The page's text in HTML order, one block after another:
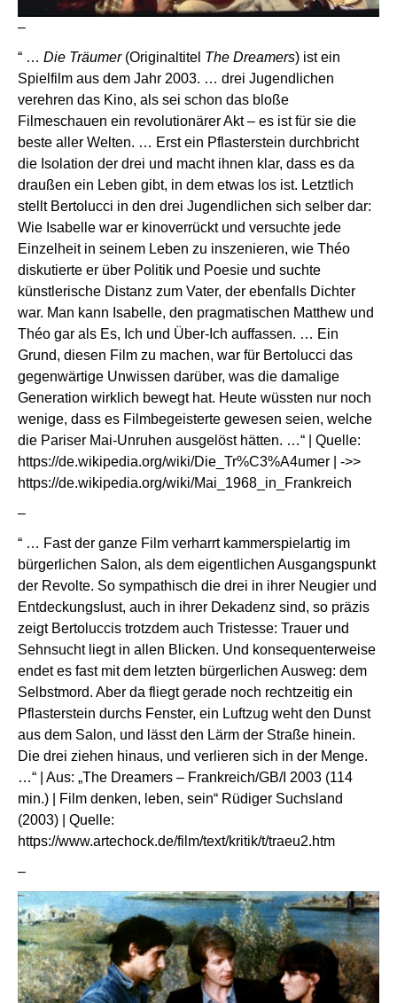
–
“ … Die Träumer(Originaltitel The Dreamers) ist ein
Spielfilm aus dem Jahr 2003. … drei Jugendlichen
verehren das Kino, als sei schon das bloße
Filmeschauen ein revolutionärer Akt – es ist für sie die
beste aller Welten. … Erst ein Pflasterstein durchbricht
die Isolation der drei und macht ihnen klar, dass es da
draußen ein Leben gibt, in dem etwas los ist. Letztlich
stellt Bertolucci in den drei Jugendlichen sich selber dar:
Wie Isabelle war er kinoverrückt und versuchte jede
Einzelheit in seinem Leben zu inszenieren, wie Théo
diskutierte er über Politik und Poesie und suchte
künstlerische Distanz zum Vater, der ebenfalls Dichter
war. Man kann Isabelle, den pragmatischen Matthew und
Théo gar als Es, Ich und Über-Ich auffassen. … Ein
Grund, diesen Film zu machen, war für Bertolucci das
gegenwärtige Unwissen darüber, was die damalige
Generation wirklich bewegt hat. Heute wüssten nur noch
wenige, dass es Filmbegeisterte gewesen seien, welche
die Pariser Mai-Unruhen ausgelöst hätten. …“ | Quelle:
https://de.wikipedia.org/wiki/Die_Tr%C3%A4umer | ->>
https://de.wikipedia.org/wiki/Mai_1968_in_Frankreich
–
“ … Fast der ganze Film verharrt kammer­spiel­artig im
bürger­li­chen Salon, als dem eigent­li­chen Ausgangs­punkt
der Revolte. So sympa­thisch die drei in ihrer Neugier und
Entde­ckungs­lust, auch in ihrer Dekadenz sind, so präzis
zeigt Berto­luccis trotzdem auch Tristesse: Trauer und
Sehnsucht liegt in allen Blicken. Und konse­quen­ter­weise
endet es fast mit dem letzten bürger­li­chen Ausweg: dem
Selbst­mord. Aber da fliegt gerade noch recht­zeitig ein
Pflas­ter­stein durchs Fenster, ein Luftzug weht den Dunst
aus dem Salon, und lässt den Lärm der Straße hinein.
Die drei ziehen hinaus, und verlieren sich in der Menge.
…“ | Aus: „The Dreamers – Frankreich/GB/I 2003 (114
min.) | Film denken, leben, sein“ Rüdiger Suchsland
(2003) | Quelle:
https://www.artechock.de/film/text/kritik/t/traeu2.htm
–